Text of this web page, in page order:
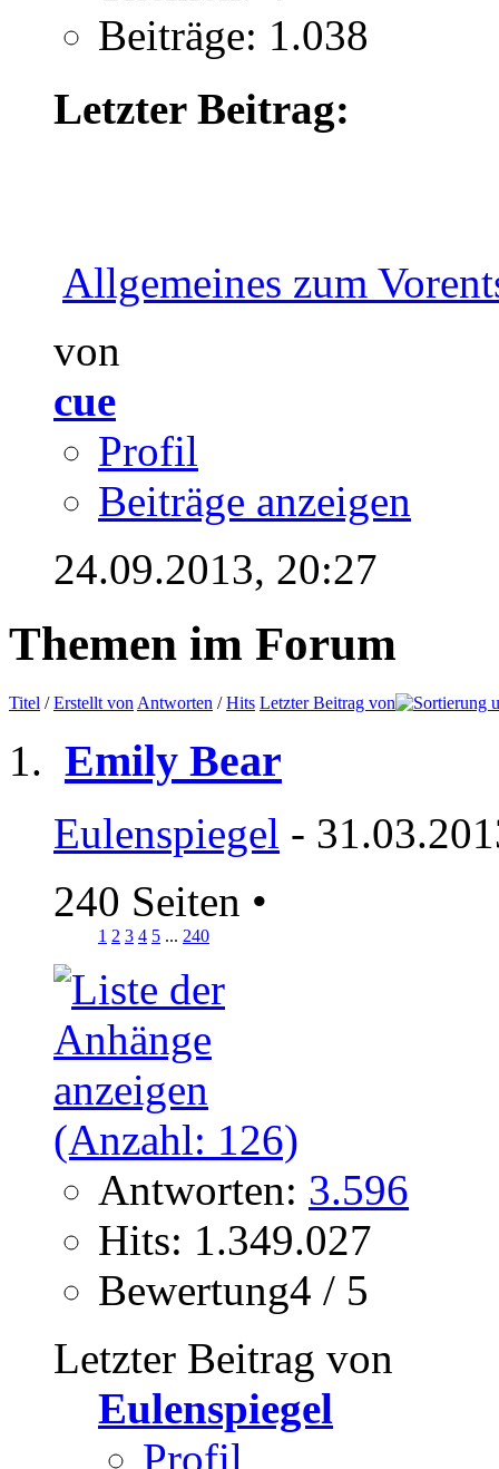
Beiträge: 1.038
Letzter Beitrag:
Allgemeines zum
von
cue
Profil
Beiträge anzeigen
24.09.2013, 20:27
Themen im Forum
Titel /Erstellt von Antworten /Hits Letzter Beitrag von
Emily Bear
Eulenspiegel -
240 Seiten •
1 2 3 4 5 ... 240
Antworten: 3.596
Hits: 1.349.027
Bewertung4 / 5
Letzter Beitrag von
Eulenspiegel
Profil